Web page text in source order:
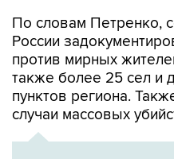
По словам Петренко,
России
против мирных
также более 25 сел и
пунктов региона.
случаи массовых